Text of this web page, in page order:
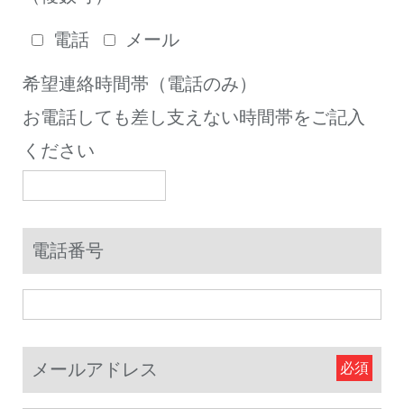
電話 メール
希望連絡時間帯（電話のみ）
お電話しても差し支えない時間帯をご記入
ください
電話番号
メールアドレス